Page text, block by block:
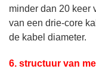
minder dan 20 keer
van een drie-core
de kabel diameter.
6. structuur van